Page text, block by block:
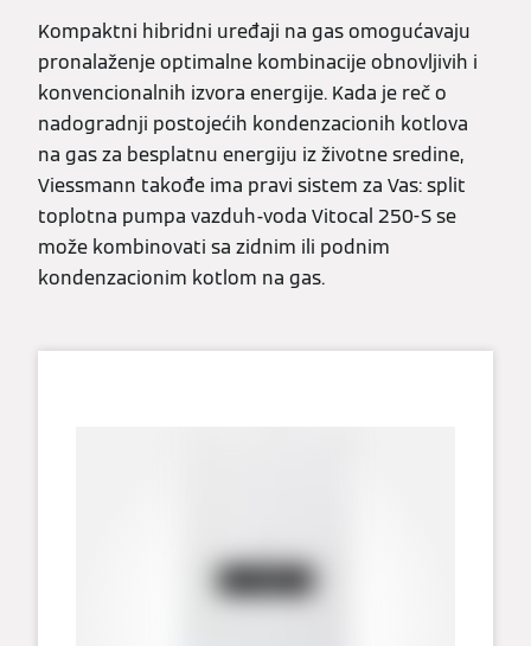
Kompaktni hibridni uređaji na gas omogućavaju
pronalaženje optimalne kombinacije obnovljivih i
konvencionalnih izvora energije. Kada je reč o
nadogradnji postojećih kondenzacionih kotlova
na gas za besplatnu energiju iz životne sredine,
Viessmann takođe ima pravi sistem za Vas: split
toplotna pumpa vazduh-voda Vitocal 250-S se
može kombinovati sa zidnim ili podnim
kondenzacionim kotlom na gas.